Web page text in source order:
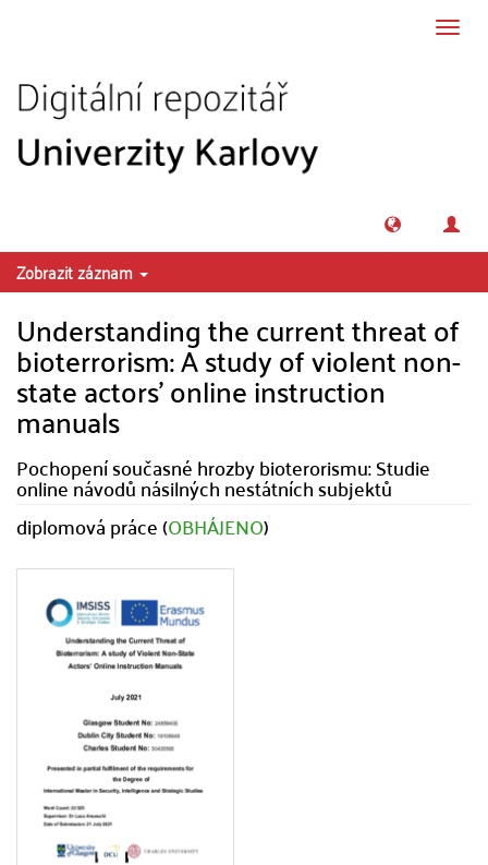
Zobrazit záznam
Understanding the current threat of
bioterrorism: A study of violent non-
state actors' online instruction
manuals
Pochopení současné hrozby bioterorismu: Studie
online návodů násilných nestátních subjektů
diplomová práce (OBHÁJENO)